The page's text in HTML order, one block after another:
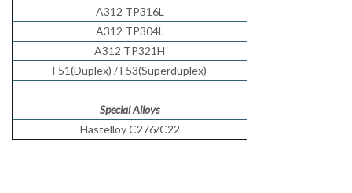
A312 TP316L
A312 TP304L
A312 TP321H
F51(Duplex) / F53(Superduplex)
Special Alloys
Hastelloy C276/C22